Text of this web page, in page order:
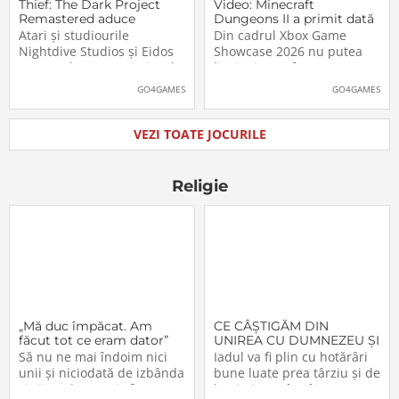
Thief: The Dark Project
Remastered aduce
părintele genului stealth
pe platformele moderne
Atari și studiourile
Nightdive Studios și Eidos
Montreal au anunțat jocul
Thief: The Dark Project
PlayStation 5, PlayStation 4,
Xbox Series X|S, Nintendo
Switch 2, Nintendo Switch
GO4GAMES
Video: Minecraft
Dungeons II a primit dată
de lansare. Când îl vom
putea juca
Din cadrul Xbox Game
Showcase 2026 nu putea
lipsi Minecraft Dungeons II,
care, pe lângă un nou
oficială de lansare. Astfel,
pasionații se vor putea
aventura în Minecraft
Video: Minecraft
GO4GAMES
VEZI TOATE JOCURILE
Religie
„Mă duc împăcat. Am
făcut tot ce eram dator”
Să nu ne mai îndoim nici
unii şi niciodată de izbânda
şi viitorul acestei sfinte
CE CÂŞTIGĂM DIN
UNIREA CU DUMNEZEU ŞI
CU FRAŢII (VI)
Iadul va fi plin cu hotărâri
bune luate prea târziu şi de
lacrimi nemângâiate